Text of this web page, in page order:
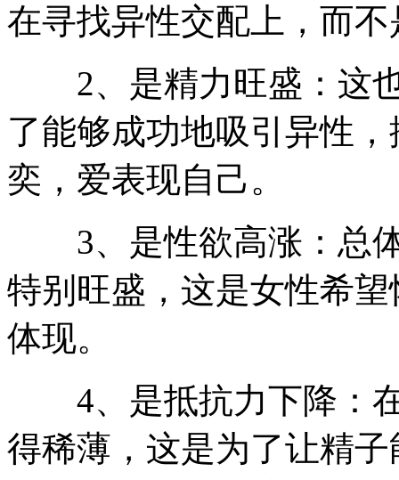
在寻找异性交配上，而
2、是精力旺盛：这也
了能够成功地吸引异性
奕，爱表现自己。
3、是性欲高涨：总体
特别旺盛，这是女性希
体现。
4、是抵抗力下降：在
得稀薄，这是为了让精